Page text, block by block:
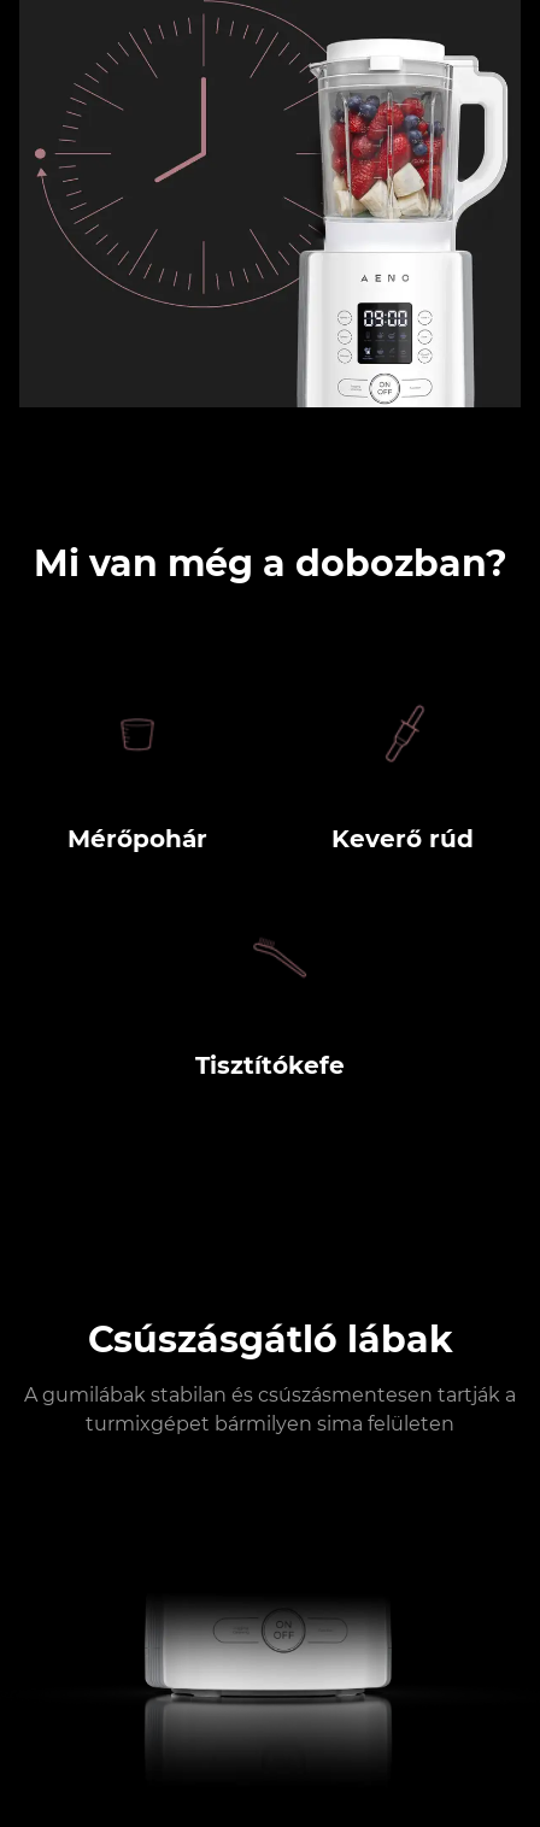
Mi van még a dobozban?
Mérőpohár Keverő rúd
Tisztítókefe
Csúszásgátló lábak
A gumilábak stabilan és csúszásmentesen tartják a
turmixgépet bármilyen sima felületen